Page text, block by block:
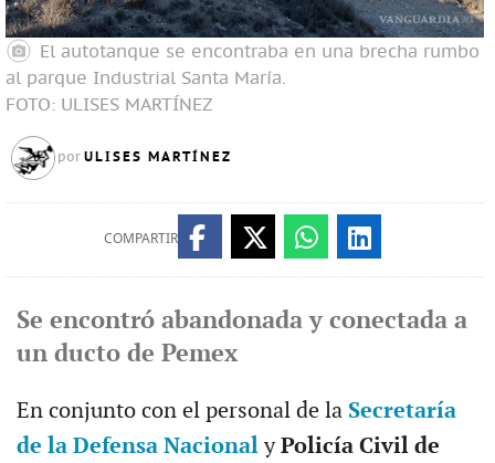
El autotanque se encontraba en una brecha rumbo
al parque Industrial Santa María.
FOTO: ULISES MARTÍNEZ
por ULISES MARTÍNEZ
COMPARTIR
Se encontró abandonada y conectada a
un ducto de Pemex
En conjunto con el personal de la Secretaría
de la Defensa NacionalyPolicía Civil de